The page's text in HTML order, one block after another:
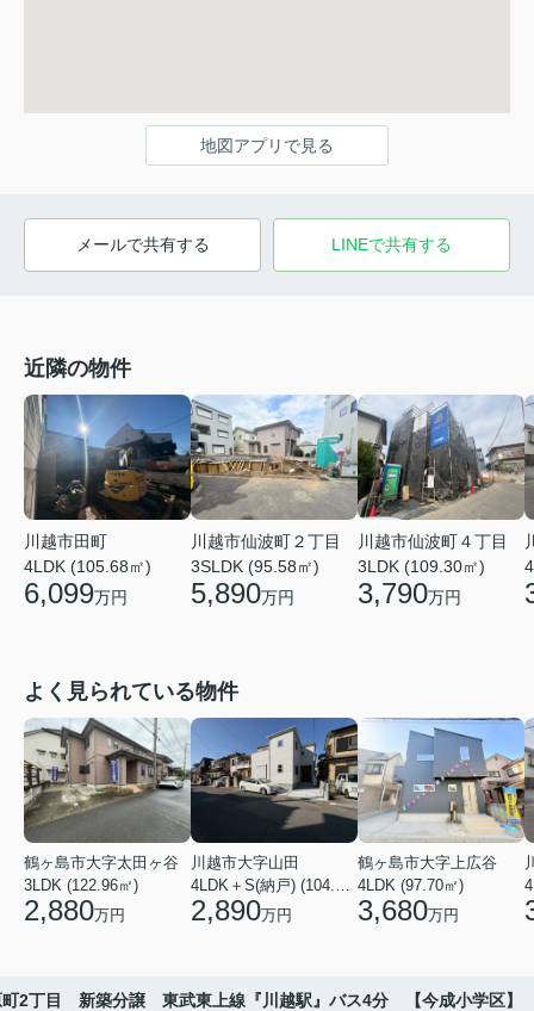
地図アプリで見る
メールで共有する LINEで共有する
近隣の物件
川越市田町
4LDK (105.68㎡)
6,099万円
川越市仙波町２丁目
3SLDK (95.58㎡)
5,890万円
川越市仙波町４丁目
3LDK (109.30㎡)
3,790万円
よく見られている物件
鶴ヶ島市大字太田ヶ谷
3LDK (122.96㎡)
2,880万円
川越市大字山田
2,890万円
鶴ヶ島市大字上広谷
4LDK (97.70㎡)
3,680万円
町2丁目 新築分譲 東武東上線『川越駅』バス4分 【今成小学区】